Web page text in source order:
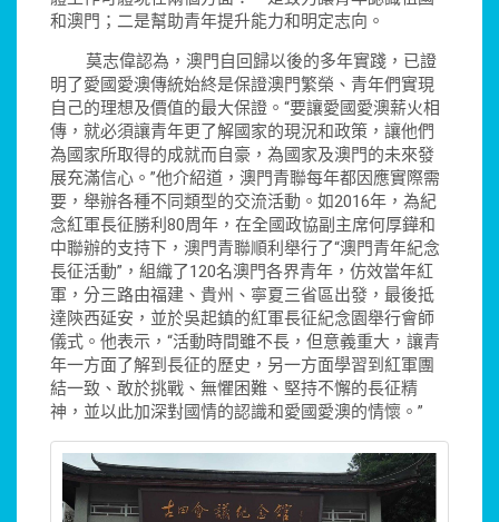
和澳門；二是幫助青年提升能力和明定志向。
莫志偉認為，澳門自回歸以後的多年實踐，已證
明了愛國愛澳傳統始終是保證澳門繁榮、青年們實現
自己的理想及價值的最大保證。“要讓愛國愛澳薪火相
傳，就必須讓青年更了解國家的現況和政策，讓他們
為國家所取得的成就而自豪，為國家及澳門的未來發
展充滿信心。”他介紹道，澳門青聯每年都因應實際需
要，舉辦各種不同類型的交流活動。如2016年，為紀
念紅軍長征勝利80周年，在全國政協副主席何厚鏵和
中聯辦的支持下，澳門青聯順利舉行了“澳門青年紀念
長征活動”，組織了120名澳門各界青年，仿效當年紅
軍，分三路由福建、貴州、寧夏三省區出發，最後抵
達陝西延安，並於吳起鎮的紅軍長征紀念園舉行會師
儀式。他表示，“活動時間雖不長，但意義重大，讓青
年一方面了解到長征的歷史，另一方面學習到紅軍團
結一致、敢於挑戰、無懼困難、堅持不懈的長征精
神，並以此加深對國情的認識和愛國愛澳的情懷。”